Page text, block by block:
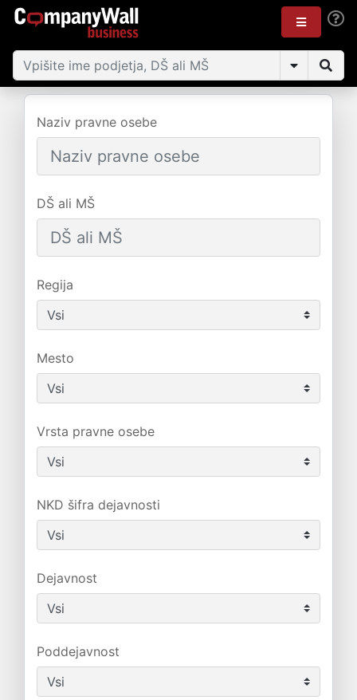
Naziv pravne osebe
DŠ ali MŠ
Regija
Mesto
Vrsta pravne osebe
NKD šifra dejavnosti
Dejavnost
Poddejavnost